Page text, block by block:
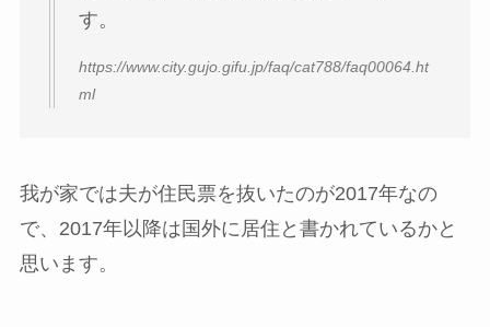
す。
https://www.city.gujo.gifu.jp/faq/cat788/faq00064.ht
ml
我が家では夫が住民票を抜いたのが2017年なの
で、2017年以降は国外に居住と書かれているかと
思います。